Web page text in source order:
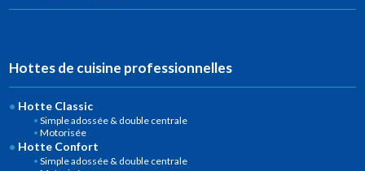
Hottes de cuisine professionnelles
Hotte Classic
Simple adossée & double centrale
Motorisée
Hotte Confort
Simple adossée & double centrale